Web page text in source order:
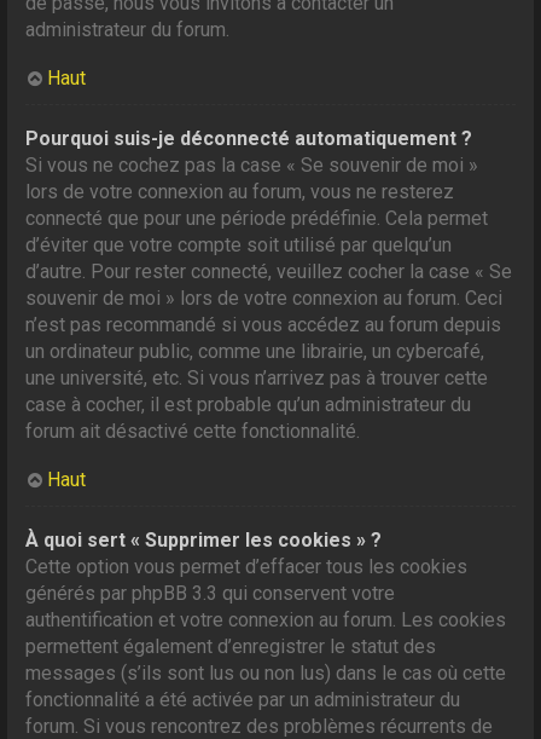
administrateur du forum.
Haut
Pourquoi suis-je déconnecté automatiquement ?
Si vous ne cochez pas la case « Se souvenir de moi »
lors de votre connexion au forum, vous ne resterez
connecté que pour une période prédéfinie. Cela permet
d’éviter que votre compte soit utilisé par quelqu’un
d’autre. Pour rester connecté, veuillez cocher la case « Se
souvenir de moi » lors de votre connexion au forum. Ceci
n’est pas recommandé si vous accédez au forum depuis
un ordinateur public, comme une librairie, un cybercafé,
une université, etc. Si vous n’arrivez pas à trouver cette
case à cocher, il est probable qu’un administrateur du
forum ait désactivé cette fonctionnalité.
Haut
À quoi sert « Supprimer les cookies » ?
Cette option vous permet d’effacer tous les cookies
générés par phpBB 3.3 qui conservent votre
authentification et votre connexion au forum. Les cookies
permettent également d’enregistrer le statut des
messages (s’ils sont lus ou non lus) dans le cas où cette
fonctionnalité a été activée par un administrateur du
forum. Si vous rencontrez des problèmes récurrents de